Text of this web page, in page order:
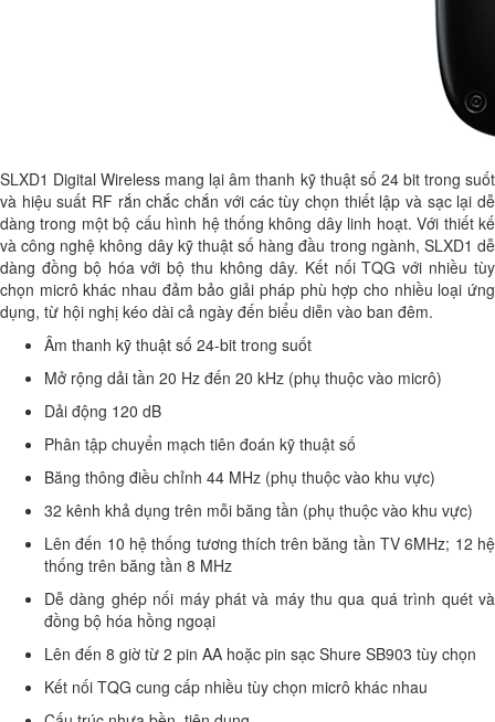
SLXD1 Digital Wireless mang lại âm thanh kỹ thuật số 24 bit trong suốt
và hiệu suất RF rắn chắc chắn với các tùy chọn thiết lập và sạc lại dễ
dàng trong một bộ cấu hình hệ thống không dây linh hoạt. Với thiết kế
và công nghệ không dây kỹ thuật số hàng đầu trong ngành, SLXD1 dễ
dàng đồng bộ hóa với bộ thu không dây. Kết nối TQG với nhiều tùy
chọn micrô khác nhau đảm bảo giải pháp phù hợp cho nhiều loại ứng
dụng, từ hội nghị kéo dài cả ngày đến biểu diễn vào ban đêm.
Âm thanh kỹ thuật số 24-bit trong suốt
Mở rộng dải tần 20 Hz đến 20 kHz (phụ thuộc vào micrô)
Dải động 120 dB
Phân tập chuyển mạch tiên đoán kỹ thuật số
Băng thông điều chỉnh 44 MHz (phụ thuộc vào khu vực)
32 kênh khả dụng trên mỗi băng tần (phụ thuộc vào khu vực)
Lên đến 10 hệ thống tương thích trên băng tần TV 6MHz; 12 hệ
thống trên băng tần 8 MHz
Dễ dàng ghép nối máy phát và máy thu qua quá trình quét và
đồng bộ hóa hồng ngoại
Lên đến 8 giờ từ 2 pin AA hoặc pin sạc Shure SB903 tùy chọn
Kết nối TQG cung cấp nhiều tùy chọn micrô khác nhau